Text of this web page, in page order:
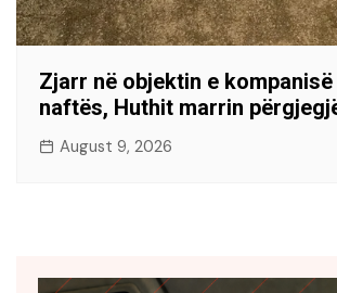
Zjarr në objektin e
naftës, Huthit marrin
August 9, 2026